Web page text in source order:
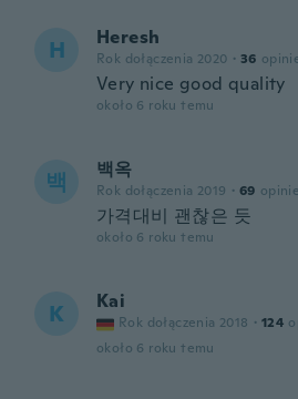
H Heresh
Rok dołączenia 2020 · 36
Very nice good quality
około 6 roku temu
백 백옥
Rok dołączenia 2019 · 69 opinie
가격대비 괜찮은 듯
około 6 roku temu
K Kai
Rok dołączenia 2018 · 124
około 6 roku temu